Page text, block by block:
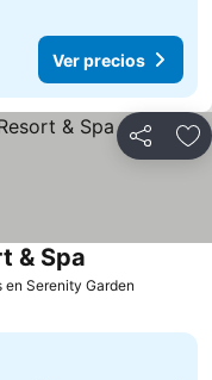
Ver precios
Compartir
en Serenity Garden
& Spa